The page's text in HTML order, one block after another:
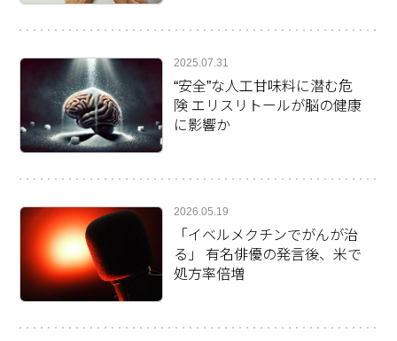
2025.07.31
“安全”な人工甘味料に潜む危
険 エリスリトールが脳の健康
に影響か
2026.05.19
「イベルメクチンでがんが治
る」 有名俳優の発言後、米で
処方率倍増